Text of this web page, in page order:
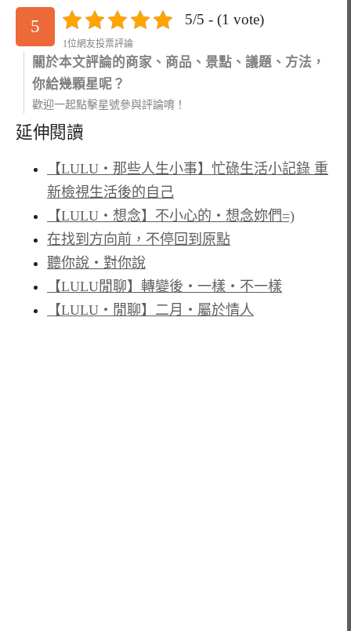
5 5/5 - (1 vote)
1位網友投票評論
關於本文評論的商家、商品、景點、議題、方法，
你給幾顆星呢？
歡迎一起點擊星號參與評論唷！
延伸閱讀
【LULU‧那些人生小事】忙碌生活小記錄 重
新檢視生活後的自己
【LULU‧想念】不小心的‧想念妳們=)
在找到方向前，不停回到原點
聽你說‧對你說
【LULU閒聊】轉變後‧一樣‧不一樣
【LULU‧閒聊】二月‧屬於情人